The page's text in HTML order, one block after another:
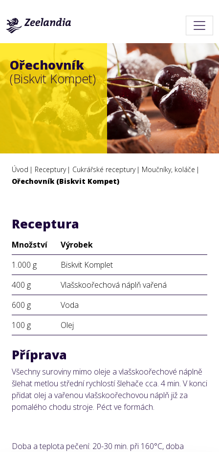
Ořechovník
(Biskvit Kompet)
Úvod Receptury Cukrářské receptury
Moučníky, koláče
Ořechovník (Biskvit Kompet)
Receptura
Množství
Výrobek
1.000 g
Biskvit Komplet
400 g
Vlašskoořechová náplň vařená
600 g
Voda
100 g
Olej
Příprava
Všechny suroviny mimo oleje a vlašskoořechové náplně
šlehat metlou střední rychlostí šlehače cca. 4 min. V konci
přidat olej a vařenou vlašskoořechovou náplň již za
pomalého chodu stroje. Péct ve formách.
Doba a teplota pečení: 20-30 min. při 160°C, doba